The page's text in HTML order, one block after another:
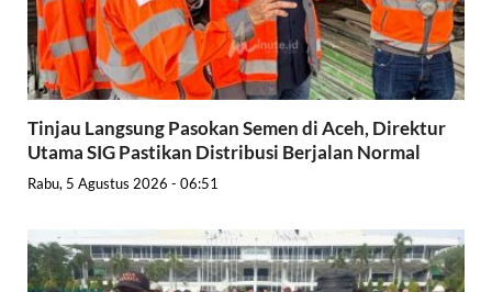
Tinjau Langsung Pasokan Semen di Aceh, Direktur
Utama SIG Pastikan Distribusi Berjalan Normal
Rabu, 5 Agustus 2026 - 06:51